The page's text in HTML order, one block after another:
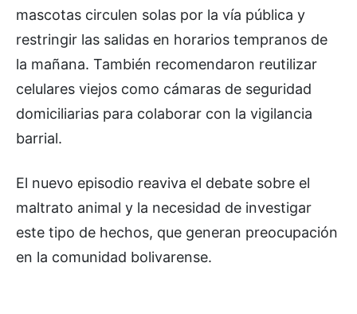
mascotas circulen solas por la vía pública y
restringir las salidas en horarios tempranos de
la mañana. También recomendaron reutilizar
celulares viejos como cámaras de seguridad
domiciliarias para colaborar con la vigilancia
barrial.
El nuevo episodio reaviva el debate sobre el
maltrato animal y la necesidad de investigar
este tipo de hechos, que generan preocupación
en la comunidad bolivarense.